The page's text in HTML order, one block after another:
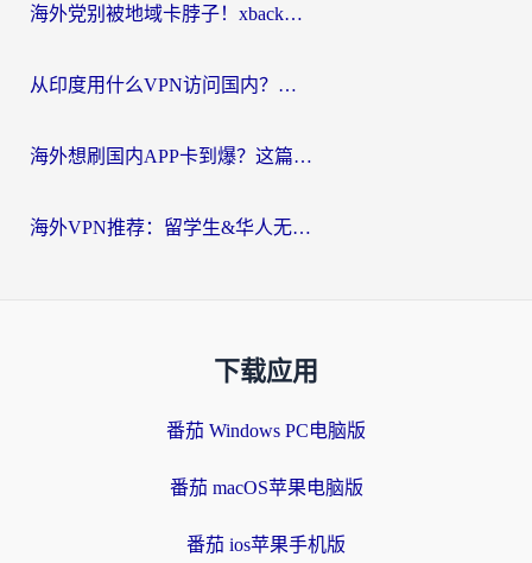
海外党别被地域卡脖子！xback回国加速器选择全攻略，轻松刷剧玩国服
从印度用什么VPN访问国内？海外党亲测的无缝回国上网指南
海外想刷国内APP卡到爆？这篇海外访问国内服务器加速指南帮你解决所有问题
海外VPN推荐：留学生&华人无缝访问国内资源的避坑指南
下载应用
番茄 Windows PC电脑版
番茄 macOS苹果电脑版
番茄 ios苹果手机版